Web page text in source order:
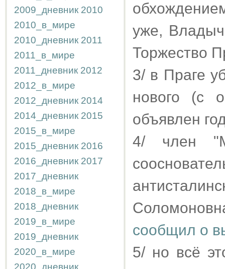
2009_дневник 2010
2010_в_мире
2010_дневник 2011
2011_в_мире
2011_дневник 2012
2012_в_мире
2012_дневник 2014
2014_дневник 2015
2015_в_мире
2015_дневник 2016
2016_дневник 2017
2017_дневник
2018_в_мире
2018_дневник
2019_в_мире
2019_дневник
2020_в_мире
2020_дневник
уже,
Торжество
3/ в Праге
нового (с
объявлен
4/ член
сообщил о
5/ но всё